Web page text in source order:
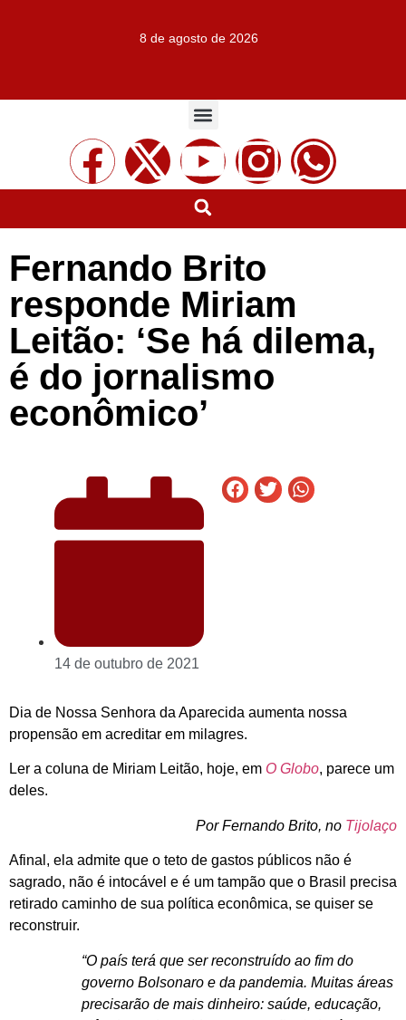
8 de agosto de 2026
Fernando Brito
responde Miriam
Leitão: ‘Se há dilema,
é do jornalismo
econômico’
14 de outubro de 2021
Dia de Nossa Senhora da Aparecida aumenta nossa
propensão em acreditar em milagres.
Ler a coluna de Miriam Leitão, hoje, em O Globo, parece um
deles.
Por Fernando Brito, no Tijolaço
Afinal, ela admite que o teto de gastos públicos não é
sagrado, não é intocável e é um tampão que o Brasil precisa
retirado caminho de sua política econômica, se quiser se
reconstruir.
“O país terá que ser reconstruído ao fim do
governo Bolsonaro e da pandemia. Muitas áreas
precisarão de mais dinheiro: saúde, educação,